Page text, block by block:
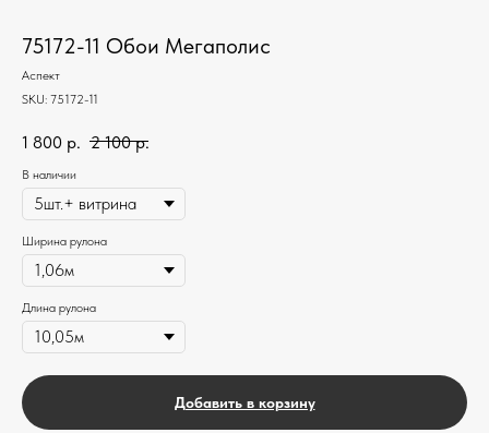
75172-11 Обои Мегаполис
Аспект
SKU: 75172-11
1 800 р. 2 100 р.
В наличии
Ширина рулона
Длина рулона
Добавить в корзину